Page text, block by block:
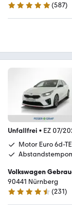
4.8 Sterne
(587)
Unfallfrei • EZ 07/
Motor Euro 6d-
Volkswagen
Nürnberg Feser
90441 Nürnberg
4.3 Sterne
(231)